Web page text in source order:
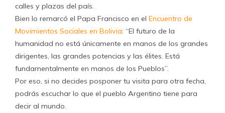
calles y plazas del país.
Bien lo remarcó el Papa Francisco en el Encuentro de
Movimientos Sociales en Bolivia: “El futuro de la
humanidad no está únicamente en manos de los grandes
dirigentes, las grandes potencias y las élites. Está
fundamentalmente en manos de los Pueblos”.
Por eso, si no decides posponer tu visita para otra fecha,
podrás escuchar lo que el pueblo Argentino tiene para
decir al mundo.